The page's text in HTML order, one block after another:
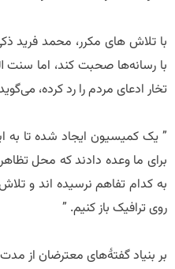
با تلاش های مکرر، محمد فرید
با رسانه‌ها صحبت کند، اما سنت
تخار ادعای مردم را رد کرده،
” یک کمیسیون ایجاد شده تا
برای ما وعده دادند که محل
به کدام تفاهم نرسیده اند و
روی ترافیک باز کنیم. ”
بر بنیاد گفتۀ‌های معترضان از